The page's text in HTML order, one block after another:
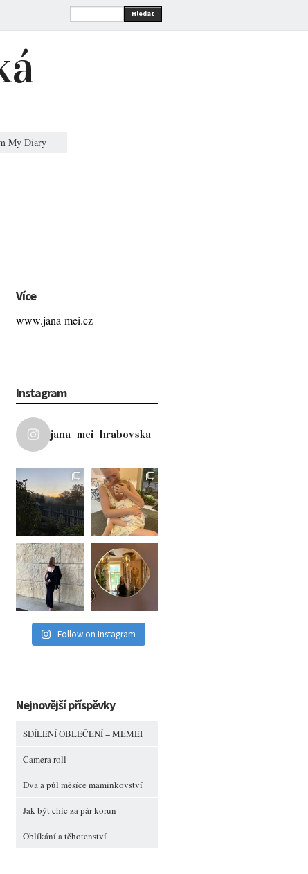
Hledat
My Diary
Více
www.jana-mei.cz
Instagram
jana_mei_hrabovska
Follow on Instagram
Nejnovější příspěvky
SDÍLENÍ OBLEČENÍ = MEMEI
Camera roll
Dva a půl měsíce maminkovství
Jak být chic za pár korun
Oblíkání a těhotenství